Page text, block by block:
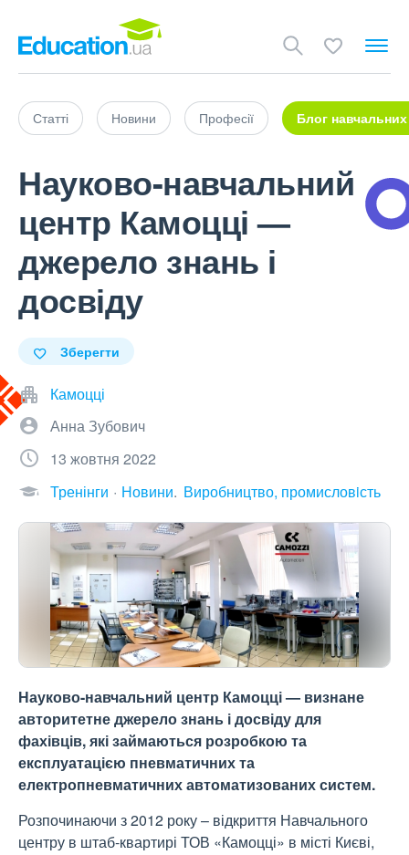
Статті Новини Професії Блог навчальних
Науково-навчальний
центр Камоцці —
джерело знань і
досвіду
Зберегти
Камоцці
Анна Зубович
13 жовтня 2022
Тренінги
Новини Виробництво, промисловiсть
Науково-навчальний центр Камоцці — визнане
авторитетне джерело знань і досвіду для
фахівців, які займаються розробкою та
експлуатацією пневматичних та
електропневматичних автоматизованих систем.
Розпочинаючи з 2012 року – відкриття Навчального
центру в штаб-квартирі ТОВ «Камоцці» в місті Києві,